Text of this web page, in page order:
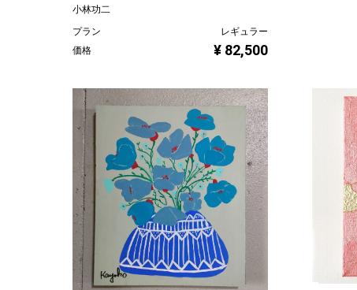
小林功二
プラン
レギュラー
価格
¥ 82,500